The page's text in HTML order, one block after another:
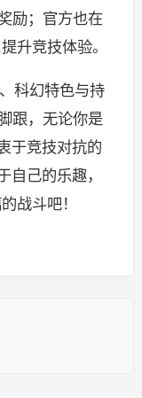
励；官方也在
升竞技体验。
科幻特色与持
跟，无论你是
于竞技对抗的
自己的乐趣，
战斗吧！